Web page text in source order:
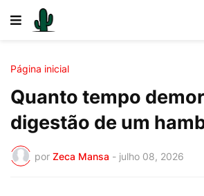
Página inicial
Quanto tempo
digestão de um
por Zeca Mansa - julho 08, 2026